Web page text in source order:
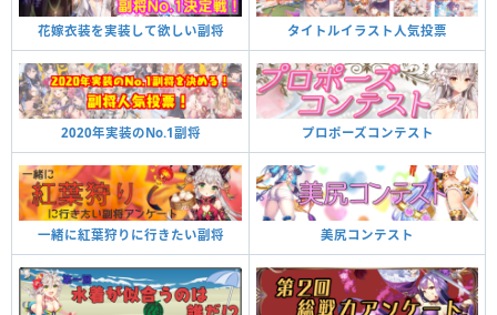
花嫁衣装を実装して欲しい副将 タイトルイラスト人気投票
2020年実装のNo.1副将 プロポーズコンテスト
一緒に紅葉狩りに行きたい副将 美尻コンテスト